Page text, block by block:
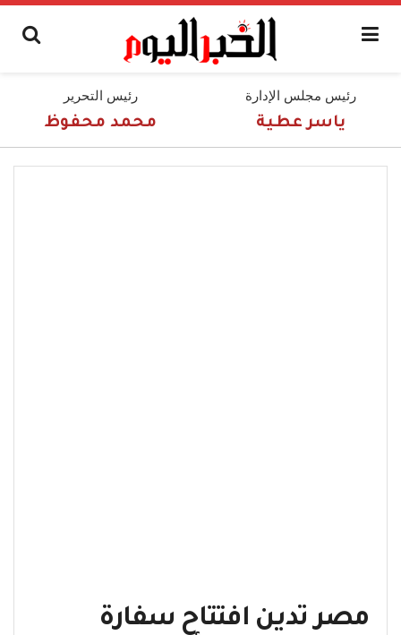
رئيس مجلس الإدارة
ياسر عطية
رئيس التحرير
محمد محفوظ
مصر تدين افتتاح سفارة